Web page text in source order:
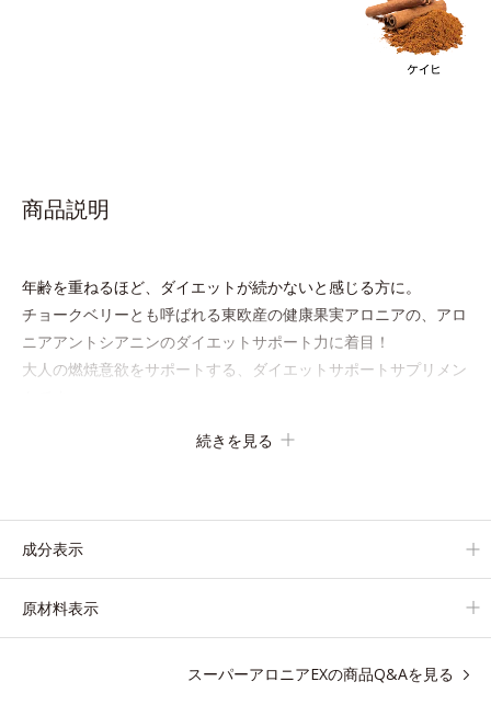
商品説明
年齢を重ねるほど、ダイエットが続かないと感じる方に。
チョークベリーとも呼ばれる東欧産の健康果実アロニアの、アロ
ニアアントシアニンのダイエットサポート力に着目！
大人の燃焼意欲をサポートする、ダイエットサポートサプリメン
わり、その特有成分を抽出。安定して一定量配合できるよう、規
トする成分として、研究チームが400種以上の植物エキスを試し
て重宝されてきたブラックジンジャー、ケイヒも配合しました。
大人のやる気を燃やし、年齢ダイエットを熱く応援します。
続きを見る
成分表示
原材料表示
スーパーアロニアEXの商品Q&Aを見る